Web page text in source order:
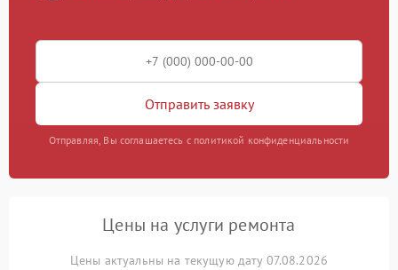
Отправить заявку
Отправляя, Вы соглашаетесь с политикой конфиденциальности
Цены на услуги ремонта
Цены актуальны на текущую дату 07.08.2026